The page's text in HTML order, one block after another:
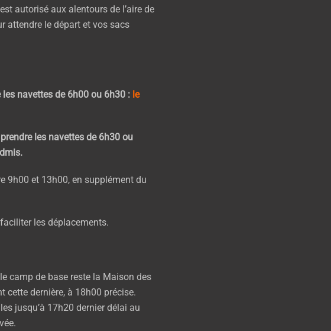
autorisé aux alentours de l’aire de
attendre le départ et vos sacs
navettes de 6h00 ou 6h30 : le
les navettes de 6h30 ou
9h00 et 13h00, en supplément du
les déplacements.
camp de base reste la Maison des
cette dernière, à 18h00 précise.
jusqu’à 17h20 dernier délai au